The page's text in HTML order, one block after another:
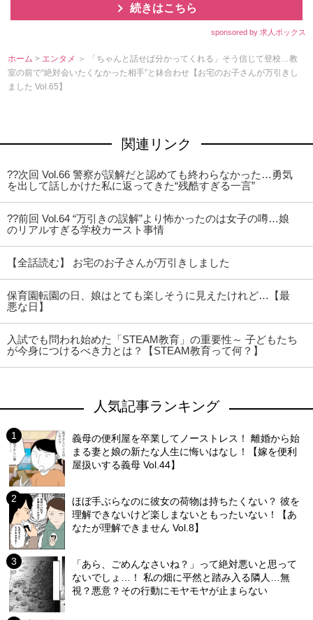
続きはこちら
sponsored by 求人ボックス
ホーム > エンタメ ＞ 「ちゃんと話せば分かってくれる」そう信じて登校…教
室の前で“絶対会いたくなかった相手”と鉢合わせ【お宅のお子さんが万引きし
ました Vol.65】
関連リンク
??次回 Vol.66 警察が誤解だと認めても終わらなかった…勇気
を出して話しかけた私に返ってきた“残酷すぎる一言”
??前回 Vol.64 “万引きの誤解”より怖かったのは女子の噂…娘
のリアルすぎる学校カースト事情
【全話読む】 お宅のお子さんが万引きしました
保育園転園の日、娘はとても楽しそうに見えたけれど…【最
悪な日】
入試でも問われ始めた「STEAM教育」の重要性～ 子どもたち
が今身につけるべき力とは？【STEAM教育って何？】
人気記事ランキング
義母の便利屋を卒業してノーストレス！ 離婚から始
まる妻と娘の新たな人生に悔いはなし！【嫁を便利
屋扱いする義母 Vol.44】
ほぼ手ぶらなのに彼女の荷物は持ちたくない？ 彼を
理解できないけど楽しまないともったいない！【あ
なたが理解できません Vol.8】
「あら、ごめんなさいね？」って絶対悪いと思って
ないでしょ…！ 私の畑に平然と踏み入る隣人…無
視？悪意？その行動にモヤモヤが止まらない